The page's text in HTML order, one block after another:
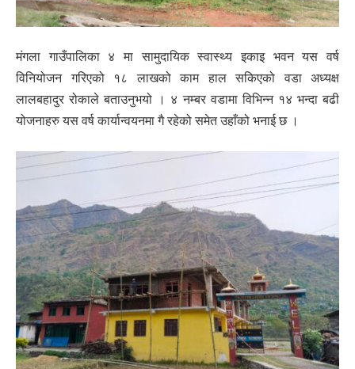
मंगला गाउँपालिका ४ मा सामुदायिक स्वास्थ्य इकाइ भवन यस वर्ष
विनियोजन गरिएको १८ लाखको काम हाल सकिएको वडा अध्यक्ष
लालबहादुर रोकाले बताउनुभयो । ४ नम्बर वडामा विभिन्न १४ भन्दा बढी
योजनाहरु यस वर्ष कार्यान्वयनमा गै रहेको समेत उहाँको भनाई छ ।